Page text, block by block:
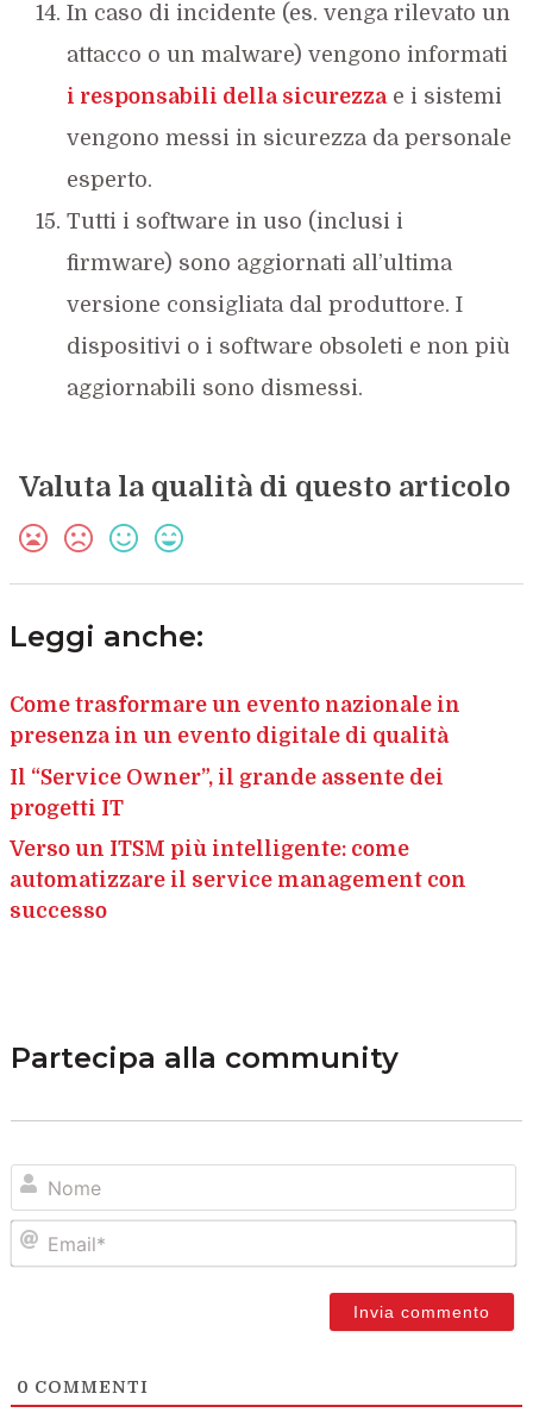
In caso di incidente (es. venga rilevato un
attacco o un malware) vengono informati
i responsabili della sicurezzae i sistemi
vengono messi in sicurezza da personale
esperto.
Tutti i software in uso (inclusi i
firmware) sono aggiornati all’ultima
versione consigliata dal produttore. I
dispositivi o i software obsoleti e non più
aggiornabili sono dismessi.
Valuta la qualità di questo articolo
Leggi anche:
Come trasformare un evento nazionale in
presenza in un evento digitale di qualità
Il “Service Owner”, il grande assente dei
progetti IT
Verso un ITSM più intelligente: come
automatizzare il service management con
successo
Partecipa alla community
0 COMMENTI